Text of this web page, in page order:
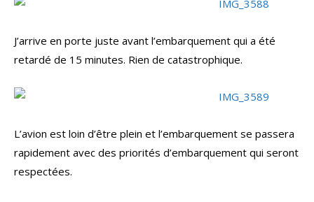
J’arrive en porte juste avant l’embarquement qui a été
retardé de 15 minutes. Rien de catastrophique.
L’avion est loin d’être plein et l’embarquement se passera
rapidement avec des priorités d’embarquement qui seront
respectées.